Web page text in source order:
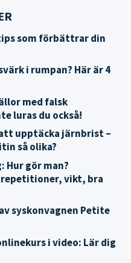
som förbättrar din
i rumpan? Här är 4
med falsk
luras du också!
upptäcka järnbrist –
så olika?
gör man?
vikt, bra
syskonvagnen Petite
i video: Lär dig